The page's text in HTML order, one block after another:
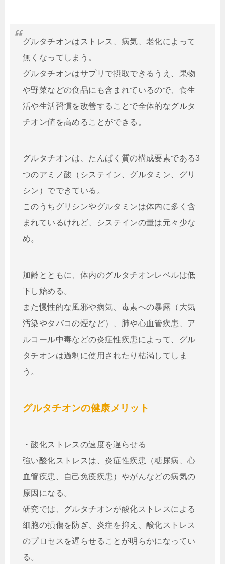
グルタチオンはストレス、病気、老化によって
無くなってしまう。
グルタチオンはサプリで摂取できるうえ、果物
や野菜などの食品にも含まれているので、食生
活や生活習慣を改善することで全体的なグルタ
チオン値を高めることができる。
グルタチオンは、たんぱく質の構成要素である3
つのアミノ酸（システイン、グルタミン、グリ
シン）でできている。
このうちグリシンやグルタミンは体内に多く含
まれているけれど、システインの量は元々少な
め。
加齢とともに、体内のグルタチオンレベルは低
下し始める。
また慢性的な風邪や病気、毒素への暴露（大気
汚染やタバコの煙など）、肺や心血管疾患、ア
ルコール中毒などの炎症性疾患によって、グル
タチオンは過剰に使用されたり枯渇してしま
う。
グルタチオンの健康メリット
・酸化ストレスの速度を遅らせる
強い酸化ストレスは、炎症性疾患（糖尿病、心
血管疾患、自己免疫疾患）やがんなどの病気の
原因になる。
研究では、グルタチオンが酸化ストレスによる
細胞の損傷を防ぎ、炎症を抑え、酸化ストレス
のプロセスを遅らせることが明らかになってい
る。